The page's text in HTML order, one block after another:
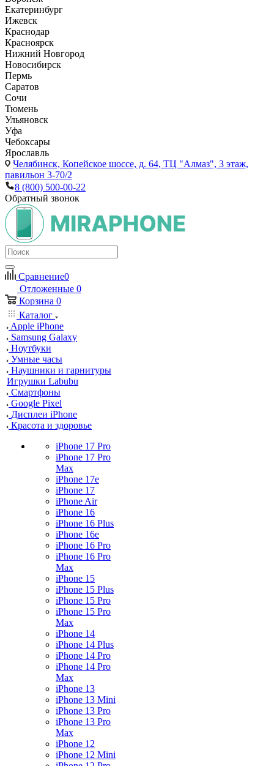
Екатеринбург
Ижевск
Краснодар
Красноярск
Нижний Новгород
Новосибирск
Пермь
Саратов
Сочи
Тюмень
Ульяновск
Уфа
Чебоксары
Ярославль
Челябинск, Копейское шоссе, д. 64, ТЦ "Алмаз", 3 этаж,
павильон 3-70/2
8 (800) 500-00-22
Обратный звонок
Сравнение0
Отложенные 0
Корзина 0
Каталог
Apple iPhone
Samsung Galaxy
Ноутбуки
Умные часы
Наушники и гарнитуры
Игрушки Labubu
Смартфоны
Google Pixel
Дисплеи iPhone
Красота и здоровье
iPhone 17 Pro
iPhone 17 Pro
Max
iPhone 17e
iPhone 17
iPhone Air
iPhone 16
iPhone 16 Plus
iPhone 16e
iPhone 16 Pro
iPhone 16 Pro
Max
iPhone 15
iPhone 15 Plus
iPhone 15 Pro
iPhone 15 Pro
Max
iPhone 14
iPhone 14 Plus
iPhone 14 Pro
iPhone 14 Pro
Max
iPhone 13
iPhone 13 Mini
iPhone 13 Pro
iPhone 13 Pro
Max
iPhone 12
iPhone 12 Mini